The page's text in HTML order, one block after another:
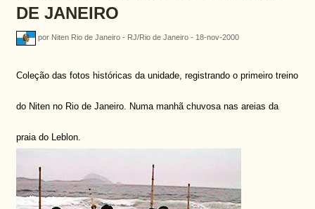
DE JANEIRO
por Niten Rio de Janeiro - RJ/Rio de Janeiro - 18-nov-2000
Coleção das fotos históricas da unidade, registrando o primeiro treino
do Niten no Rio de Janeiro. Numa manhã chuvosa nas areias da
praia do Leblon.